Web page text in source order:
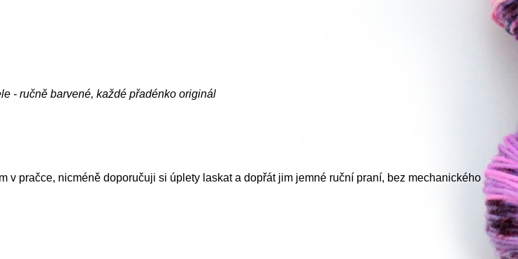
- ručně barvené, každé přadénko originál
v pračce, nicméně doporučuji si úplety laskat a dopřát jim jemné ruční praní, bez mechanického